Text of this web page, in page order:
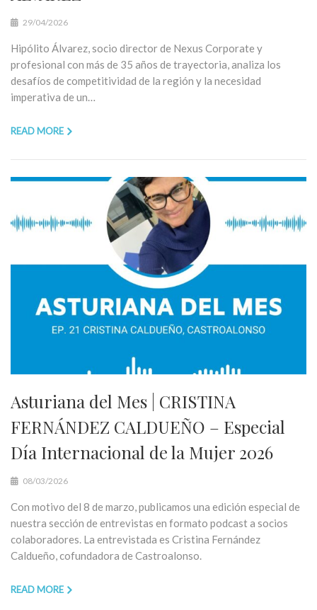
29/04/2026
Hipólito Álvarez, socio director de Nexus Corporate y
profesional con más de 35 años de trayectoria, analiza los
desafíos de competitividad de la región y la necesidad
imperativa de un…
READ MORE
Asturiana del Mes | CRISTINA
FERNÁNDEZ CALDUEÑO – Especial
Día Internacional de la Mujer 2026
08/03/2026
Con motivo del 8 de marzo, publicamos una edición especial de
nuestra sección de entrevistas en formato podcast a socios
colaboradores. La entrevistada es Cristina Fernández
Caldueño, cofundadora de Castroalonso.
READ MORE